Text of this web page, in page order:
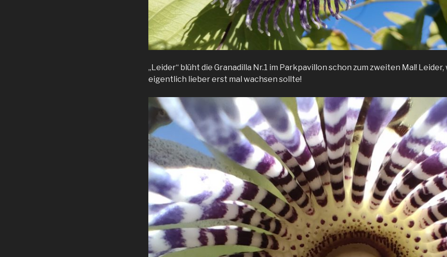
„Leider“ blüht die Granadilla Nr.1 im Parkpavillon schon zum zweiten Mal! Leider,
eigentlich lieber erst mal wachsen sollte!